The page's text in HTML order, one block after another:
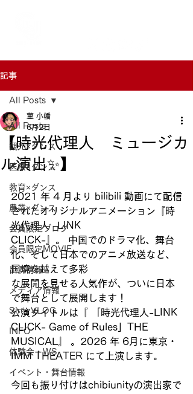
記事
All Posts
観光×ダンス
医療×ダンス
教育×ダンス
農業×ダンス
会員限定ブログ
会員限定MOVIE
出演情報
メディア情報
Sin’s VLOG
INFO
体験会・WS
イベント・舞台情報
All Posts
【時光代理人 ミュージカ
ル演出✨】
菫 小幡
6月2日
2021 年 4 月より bilibili 動画にて配信
されたオリジナルアニメーション『時
光代理人 -LINK
CLICK-』。 中国でのドラマ化、舞台
化、そして日本でのアニメ放送など、
国境を越えて多彩
な展開を見せる人気作が、ついに日本
で舞台として展開します！
公演タイトルは『 「時光代理人-LINK
CLICK- Game of Rules」THE
MUSICAL』 。2026 年 6月に東京・
IMM THEATER にて上演します。
今回も振り付けはchibiunityの演出家で